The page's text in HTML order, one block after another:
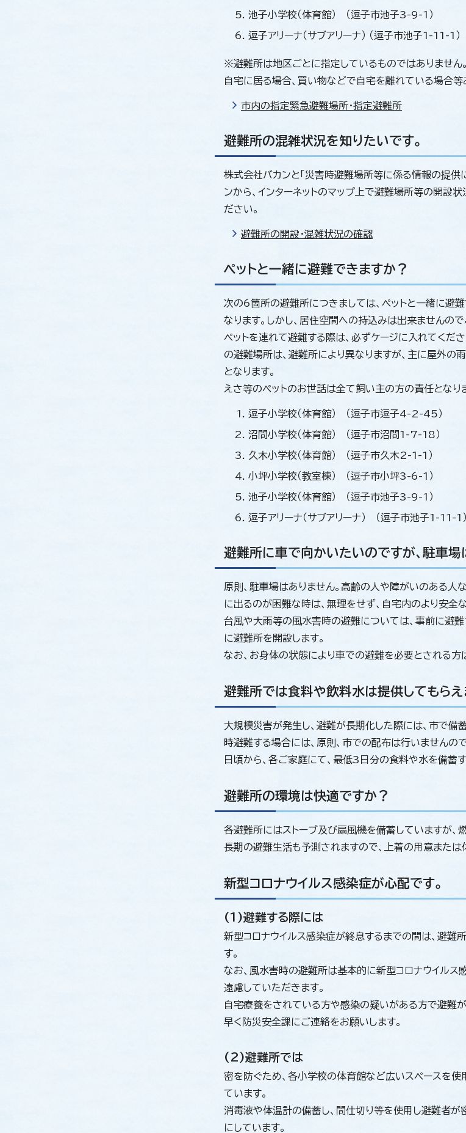
池子小学校（体育館） （逗子市池子3-9-1）
逗子アリーナ（サブアリーナ） （逗子市池子1-11-1）
※避難所は地区ごとに指定しているものではありません。
自宅に居る場合、買い物などで自宅を離れている場合
市内の指定緊急避難場所・指定避難所
避難所の混雑状況を知りたいです。
株式会社バカンと「災害時避難場所等に係る情報の提供
ンから、インターネットのマップ上で避難場所等の開設
ださい。
避難所の開設・混雑状況の確認
ペットと一緒に避難できますか？
次の6箇所の避難所につきましては、ペットと一緒に避
なります。しかし、居住空間への持込みは出来ませんので
ペットを連れて避難する際は、必ずケージに入れてくださ
の避難場所は、避難所により異なりますが、主に屋外の
となります。
えさ等のペットのお世話は全て飼い主の方の責任となり
逗子小学校（体育館） （逗子市逗子4-2-45）
沼間小学校（体育館） （逗子市沼間1-7-18）
久木小学校（体育館） （逗子市久木2-1-1）
小坪小学校（教室棟） （逗子市小坪3-6-1）
池子小学校（体育館） （逗子市池子3-9-1）
逗子アリーナ（サブアリーナ） （逗子市池子1-11-1）
避難所に車で向かいたいのですが、駐車場
原則、駐車場はありません。高齢の人や障がいのある人
に出るのが困難な時は、無理をせず、自宅内のより安全
台風や大雨等の風水害時の避難については、事前に避
に避難所を開設します。
なお、お身体の状態により車での避難を必要とされる方
避難所では食料や飲料水は提供してもらえ
大規模災害が発生し、避難が長期化した際には、市で
時避難する場合には、原則、市での配布は行いませんの
日頃から、各ご家庭にて、最低3日分の食料や水を備蓄す
避難所の環境は快適ですか？
各避難所にはストーブ及び扇風機を備蓄していますが、
長期の避難生活も予測されますので、上着の用意または
新型コロナウイルス感染症が心配です。
(1)避難する際には
新型コロナウイルス感染症が終息するまでの間は、避難
す。
なお、風水害時の避難所は基本的に新型コロナウイル
遠慮していただきます。
自宅療養をされている方や感染の疑いがある方で避難
早く防災安全課にご連絡をお願いします。
(2)避難所では
密を防ぐため、各小学校の体育館など広いスペースを使
ています。
消毒液や体温計の備蓄し、間仕切り等を使用し避難者が
にしています。